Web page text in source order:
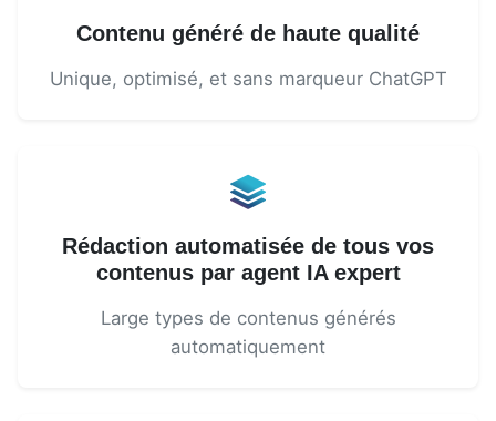
Contenu généré de haute qualité
Unique, optimisé, et sans marqueur ChatGPT
Rédaction automatisée de tous vos
contenus par agent IA expert
Large types de contenus générés
automatiquement